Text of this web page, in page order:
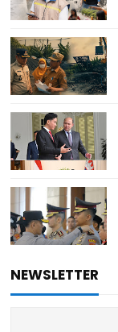
NEWSLETTER